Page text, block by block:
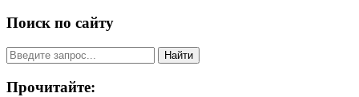
Поиск по сайту
Найти
Прочитайте: